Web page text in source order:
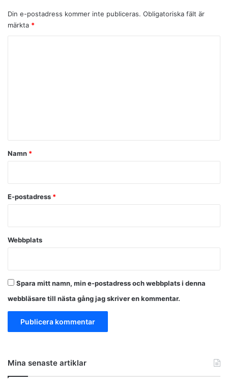
Din e-postadress kommer inte publiceras. Obligatoriska fält är
märkta *
a
Namn *
E-postadress *
Webbplats
Spara mitt namn, min e-postadress och webbplats i denna
webbläsare till nästa gång jag skriver en kommentar.
Mina senaste artiklar